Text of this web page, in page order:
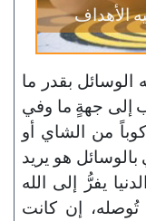
الأهداف
الوسائل بقدر ما
إلى جهةٍ ما وفي
من الشاي أو
بالوسائل هو يريد
يفرُّ إلى الله
تُوصله، إن كانت